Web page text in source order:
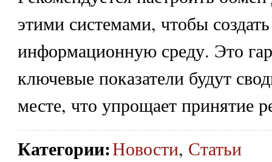
этими системами, чтобы
информационную среду. Это
ключевые показатели будут
месте, что упрощает принятие
Категории:Новости, Статьи